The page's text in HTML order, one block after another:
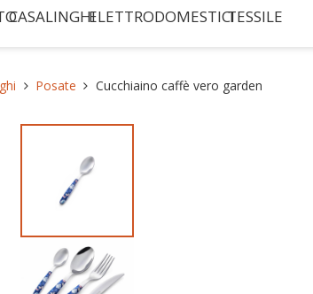
CASALINGHIELETTRODOMESTICITESSILE
Posate Cucchiaino caffè vero garden